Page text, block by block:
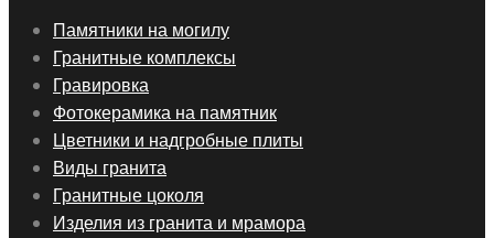
Skip
content
Памятники на могилу
Гранитные комплексы
Гравировка
Фотокерамика на памятник
Цветники и надгробные плиты
Виды гранита
Гранитные цоколя
Изделия из гранита и мрамора